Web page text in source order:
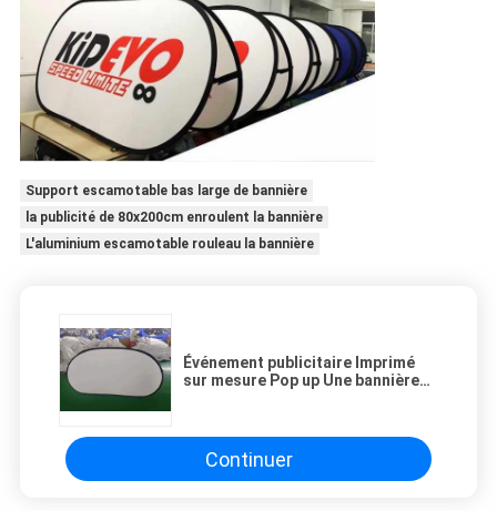
Support escamotable bas large de bannière
la publicité de 80x200cm enroulent la bannière
L'aluminium escamotable rouleau la bannière
Événement publicitaire Imprimé
sur mesure Pop up Une bannière
Continuer